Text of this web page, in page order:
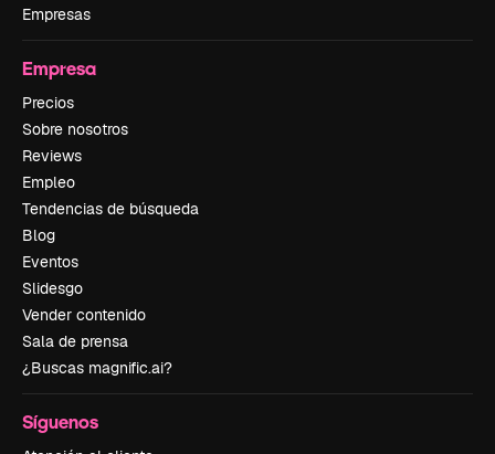
Empresas
Empresa
Precios
Sobre nosotros
Reviews
Empleo
Tendencias de búsqueda
Blog
Eventos
Slidesgo
Vender contenido
Sala de prensa
¿Buscas magnific.ai?
Síguenos